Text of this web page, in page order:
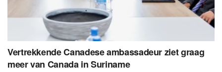
Vertrekkende Canadese ambassadeur ziet graag
meer van Canada in Suriname